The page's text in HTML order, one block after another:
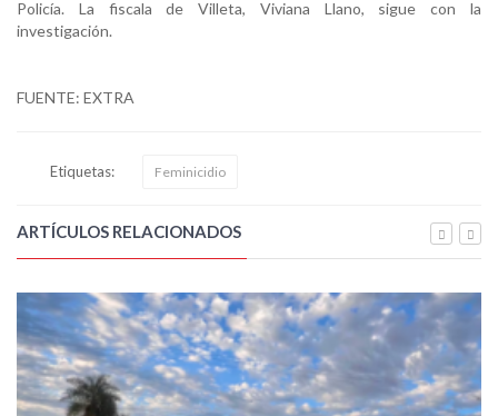
Policía. La fiscala de Villeta, Viviana Llano, sigue con la
investigación.
FUENTE: EXTRA
Etiquetas: Feminicidio
ARTÍCULOS RELACIONADOS